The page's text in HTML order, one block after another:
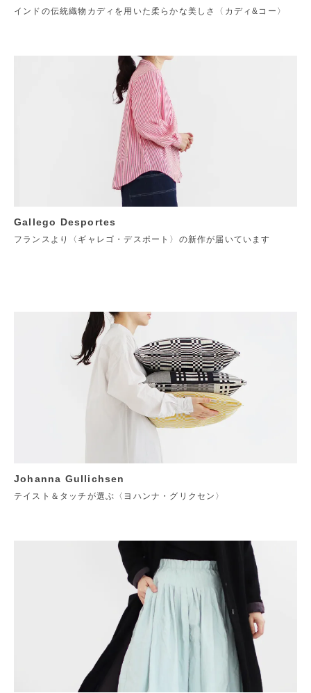
インドの伝統織物カディを用いた柔らかな美しさ〈カディ&コー〉
Gallego Desportes
フランスより〈ギャレゴ・デスポート〉の新作が届いています
Johanna Gullichsen
テイスト＆タッチが選ぶ〈ヨハンナ・グリクセン〉